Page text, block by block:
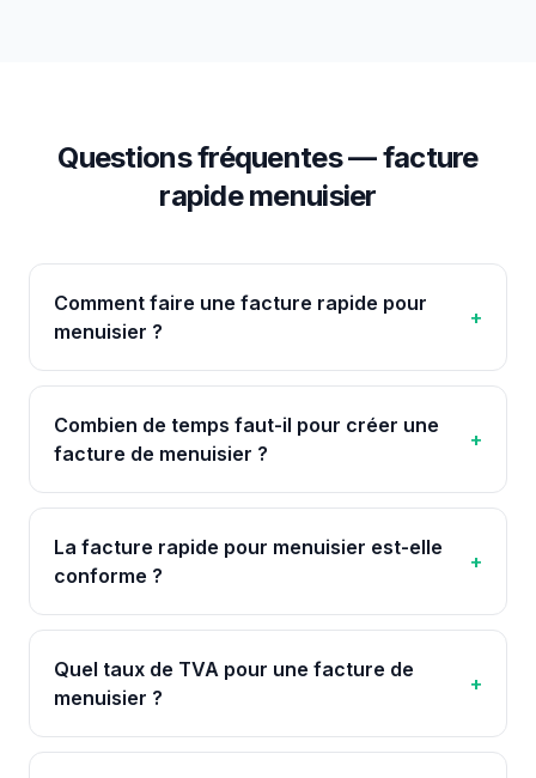
Questions fréquentes — facture
rapidemenuisier
Comment faire une facture rapide pour
menuisier ?
+
Combien de temps faut-il pour créer une
facture de menuisier ?
+
La facture rapide pour menuisier est-elle
conforme ?
+
Quel taux de TVA pour une facture de
menuisier ?
+